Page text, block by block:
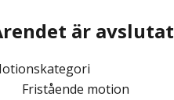
är avslutat
Fristående motion